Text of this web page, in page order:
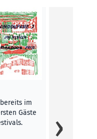
im
Gäste
in d…